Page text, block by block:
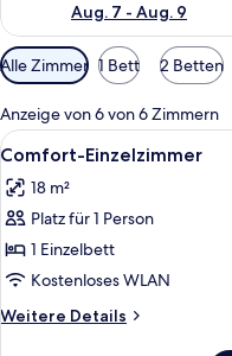
Aug. 7 - Aug. 9
Verfügbare
Filter
für
Zimmer
Alle Zimmer 1 Bett 2 Betten
Anzeige von 6 von 6 Zimmern
Alle
Fotos
für
Comfort-
Einzelzimmer
anzeigen
5
Comfort-Einzelzimmer
18 m²
Platz für 1 Person
1 Einzelbett
Kostenloses WLAN
Weitere Details
Weitere